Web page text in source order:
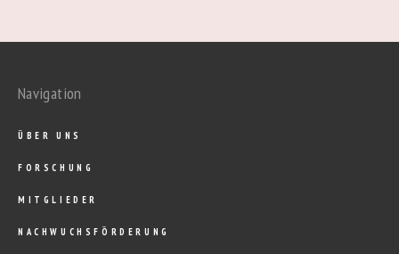
Navigation
ÜBER UNS
FORSCHUNG
MITGLIEDER
NACHWUCHSFÖRDERUNG